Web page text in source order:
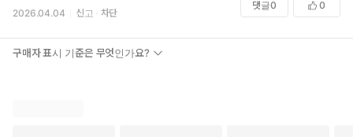
받지 못한 채 주변으로 밀려나며 스스로를 위축시키게 된 아이번의 무기
력함이 설득력 있게 그려진다. 형제 간의 애증을 다룬 작품 중에서도 이처
럼 다양한 각도에서 관계를 풀어낸 경우가 있었나 싶을 만큼 몰입감 있게
읽힌다.
2026.04.04 신고 차단
댓글0 0
구매자 표시 기준은 무엇인가요?